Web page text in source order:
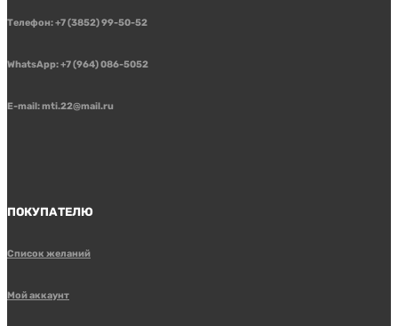
Телефон: +7 (3852) 99-50-52
WhatsApp: +7 (964) 086-5052
E-mail: mti.22@mail.ru
ПОКУПАТЕЛЮ
Список желаний
Мой аккаунт